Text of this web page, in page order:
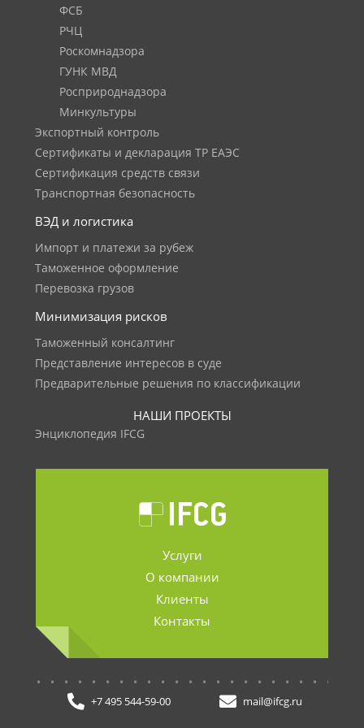
ФСБ
РЧЦ
Роскомнадзора
ГУНК МВД
Росприроднадзора
Минкультуры
Экспортный контроль
Сертификаты и декларация ТР ЕАЭС
Сертификация средств связи
Транспортная безопасность
ВЭД и логистика
Импорт и платежи за рубеж
Таможенное оформление
Перевозка грузов
Минимизация рисков
Таможенный консалтинг
Представление интересов в суде
Предварительные решения по классификации
НАШИ ПРОЕКТЫ
Энциклопедия IFCG
Услуги
О компании
Клиенты
Контакты
+7 495 544-59-00 mail@ifcg.ru